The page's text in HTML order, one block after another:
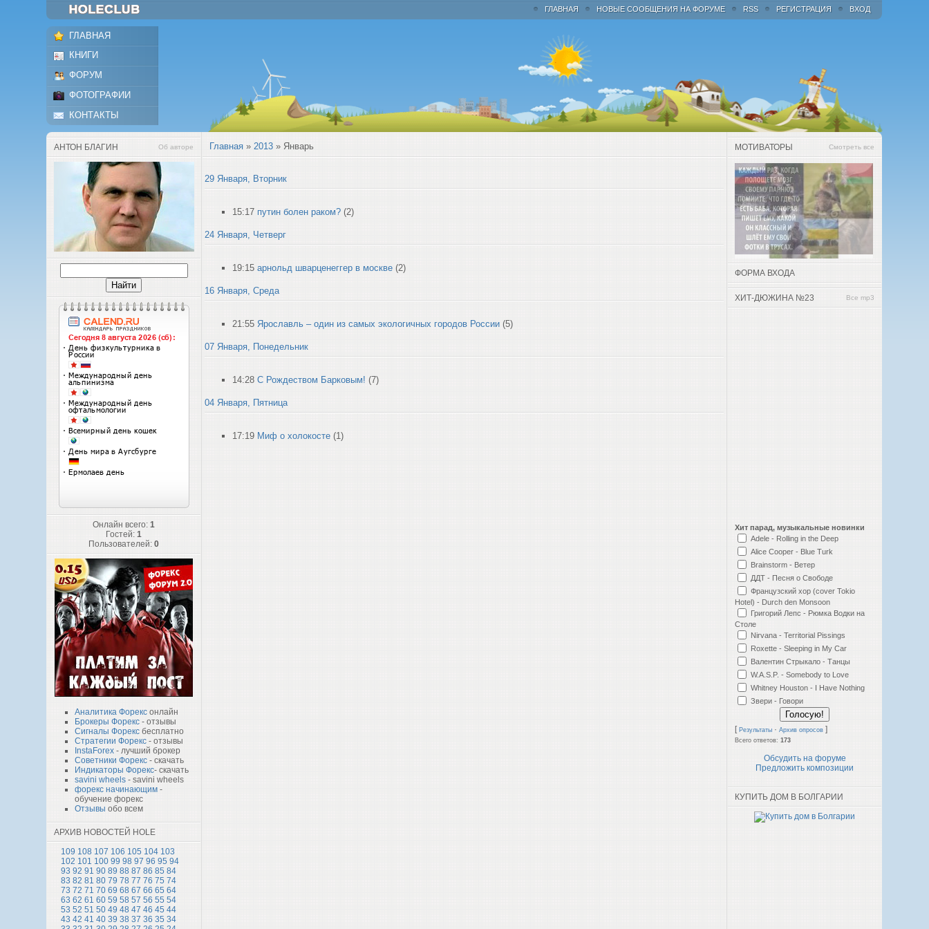
ВХОД
РЕГИСТРАЦИЯ
RSS
НОВЫЕ СООБЩЕНИЯ НА ФОРУМЕ
ГЛАВНАЯ
ГЛАВНАЯ
КНИГИ
ФОРУМ
ФОТОГРАФИИ
КОНТАКТЫ
АНТОН БЛАГИН Об авторе
Онлайн всего:1
Гостей:1
Пользователей:0
Аналитика Форекс онлайн
Брокеры Форекс - отзывы
Сигналы Форекс бесплатно
Стратегии Форекс - отзывы
InstaForex - лучший брокер
Советники Форекс - скачать
Индикаторы Форекс- скачать
savini wheels - savini wheels
форекс начинающим -
обучение форекс
Отзывы обо всем
АРХИВ НОВОСТЕЙ HOLE
109 108 107 106 105 104 103
102 101 100 99 98 97 96 95 94
93 92 91 90 89 88 87 86 85 84
83 82 81 80 79 78 77 76 75 74
73 72 71 70 69 68 67 66 65 64
63 62 61 60 59 58 57 56 55 54
53 52 51 50 49 48 47 46 45 44
43 42 41 40 39 38 37 36 35 34
Главная »2013 » Январь
29 Января, Вторник
15:17 путин болен раком? (2)
24 Января, Четверг
19:15 арнольд шварценеггер в москве (2)
16 Января, Среда
21:55 Ярославль – один из самых экологичных городов России (5)
07 Января, Понедельник
14:28 С Рождеством Барковым! (7)
04 Января, Пятница
17:19 Миф о холокосте (1)
МОТИВАТОРЫ Смотреть все
ФОРМА ВХОДА
ХИТ-ДЮЖИНА №23 Все mp3
Хит парад, музыкальные новинки
Adele - Rolling in the Deep
Alice Cooper - Blue Turk
Brainstorm - Ветер
ДДТ - Песня о Свободе
Французский хор (cover Tokio
Hotel) - Durch den Monsoon
Григорий Лепс - Рюмка Водки на
Столе
Nirvana - Territorial Pissings
Roxette - Sleeping in My Car
Валентин Стрыкало - Танцы
W.A.S.P. - Somebody to Love
Whitney Houston - I Have Nothing
Звери - Говори
[Результаты ·Архив опросов ]
Всего ответов:173
Обсудить на форуме
Предложить композиции
КУПИТЬ ДОМ В БОЛГАРИИ